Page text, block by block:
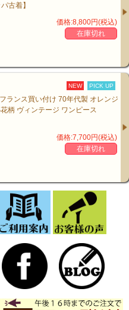
古着】
価格:8,800円(税込)
在庫切れ
NEW PICK UP
ランス買い付け 70年代製 オレンジ
柄 ヴィンテージ ワンピース
価格:7,700円(税込)
在庫切れ